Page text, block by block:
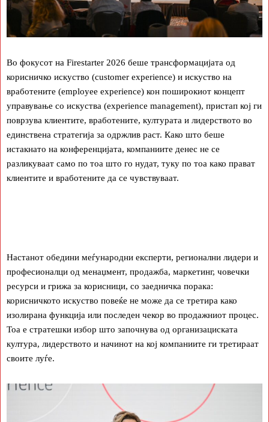
Во фокусот на Firestarter 2026 беше трансформацијата од
корисничко искуство (customer experience) и искуство на
вработените (employee experience) кон поширокиот концепт
управување со искуства (experience management), пристап кој ги
поврзува клиентите, вработените, културата и лидерството во
единствена стратегија за одржлив раст. Како што беше
истакнато на конференцијата, компаниите денес не се
разликуваат само по тоа што го нудат, туку по тоа како прават
клиентите и вработените да се чувствуваат.
Настанот обедини меѓународни експерти, регионални лидери и
професионалци од менаџмент, продажба, маркетинг, човечки
ресурси и грижа за корисници, со заедничка порака:
корисничкото искуство повеќе не може да се третира како
изолирана функција или последен чекор во продажниот процес.
Тоа е стратешки избор што започнува од организациската
култура, лидерството и начинот на кој компаниите ги третираат
своите луѓе.